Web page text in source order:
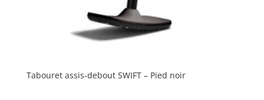
Tabouret assis-debout SWIFT – Pied noir